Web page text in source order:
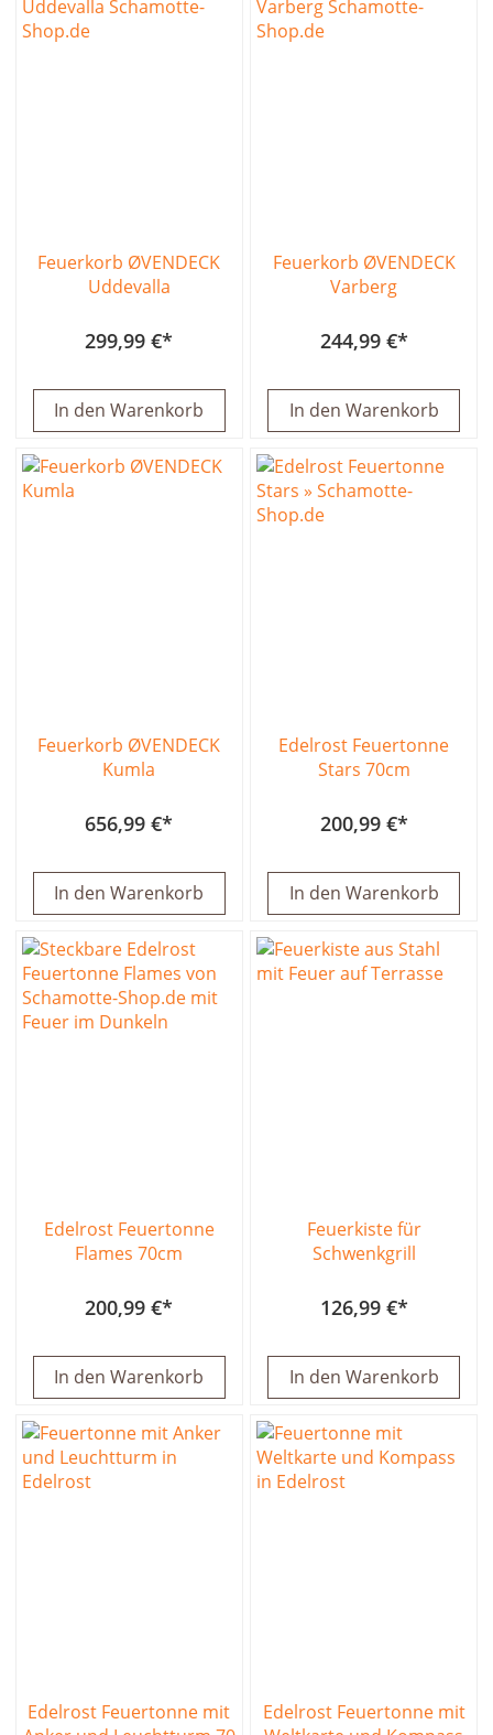
Feuerkorb ØVENDECK
Uddevalla
299,99 €
In den Warenkorb
Feuerkorb ØVENDECK
Varberg
244,99 €
In den Warenkorb
Feuerkorb ØVENDECK
Kumla
656,99 €
In den Warenkorb
Edelrost Feuertonne
Stars 70cm
200,99 €
In den Warenkorb
Edelrost Feuertonne
Flames 70cm
200,99 €
In den Warenkorb
Feuerkiste für
Schwenkgrill
126,99 €
In den Warenkorb
Edelrost Feuertonne mit
Edelrost Feuertonne mit